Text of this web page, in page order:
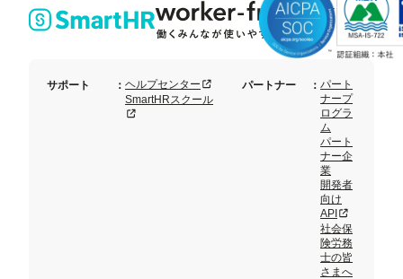
セッ
ン
サポート ： ヘルプセンター 新規タブまたはウィンドウで開く
SmartHRスクール
新規タブまたはウィンドウで開く
パートナー ： パート
ナープ
ログラ
ム
パート
ナー企
業
開発者
向け
API新規タブま
社会保
険労務
士の皆
さまへ